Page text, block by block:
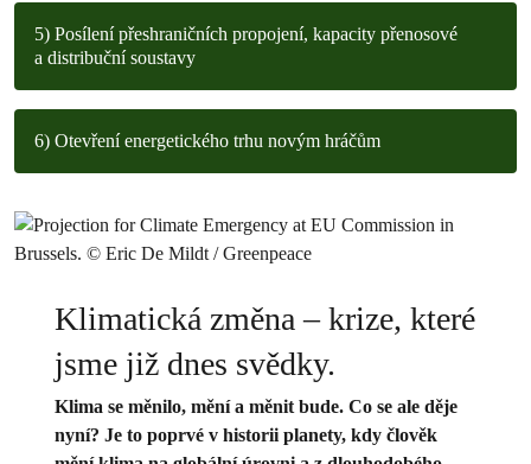
5) Posílení přeshraničních propojení, kapacity přenosové
a distribuční soustavy
6) Otevření energetického trhu novým hráčům
Klimatická změna – krize, které
jsme již dnes svědky.
Klima se měnilo, mění a měnit bude. Co se ale děje
nyní? Je to poprvé v historii planety, kdy člověk